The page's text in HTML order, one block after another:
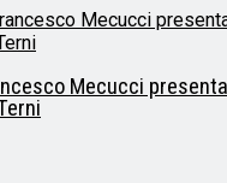
Mecucci